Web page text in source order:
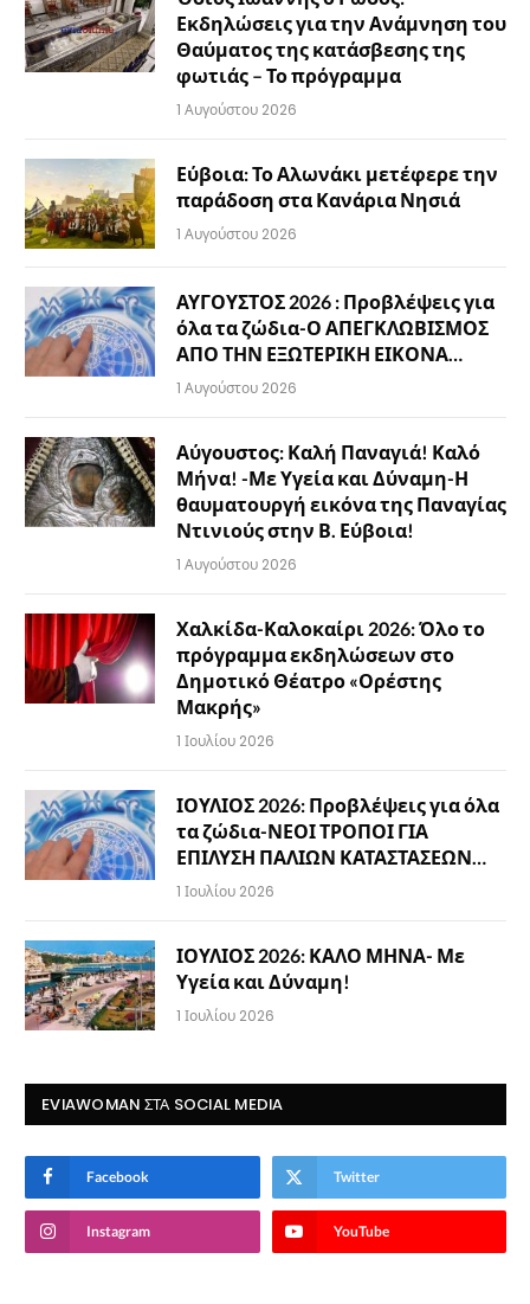
Εκδηλώσεις για την Ανάμνηση του
Θαύματος της κατάσβεσης της
φωτιάς – Το πρόγραμμα
1 Αυγούστου 2026
Εύβοια: Το Αλωνάκι μετέφερε την
παράδοση στα Κανάρια Νησιά
1 Αυγούστου 2026
ΑΥΓΟΥΣΤΟΣ 2026 : Προβλέψεις για
όλα τα ζώδια-Ο ΑΠΕΓΚΛΩΒΙΣΜΟΣ
ΑΠΟ ΤΗΝ ΕΞΩΤΕΡΙΚΗ ΕΙΚΟΝΑ…
1 Αυγούστου 2026
Αύγουστος: Καλή Παναγιά! Καλό
Μήνα! -Με Υγεία και Δύναμη-Η
θαυματουργή εικόνα της Παναγίας
Ντινιούς στην Β. Εύβοια!
1 Αυγούστου 2026
Χαλκίδα-Καλοκαίρι 2026: Όλο το
πρόγραμμα εκδηλώσεων στο
Δημοτικό Θέατρο «Ορέστης
Μακρής»
1 Ιουλίου 2026
ΙΟΥΛΙΟΣ 2026: Προβλέψεις για όλα
τα ζώδια-ΝΕΟΙ ΤΡΟΠΟΙ ΓΙΑ
ΕΠΙΛΥΣΗ ΠΑΛΙΩΝ ΚΑΤΑΣΤΑΣΕΩΝ…
1 Ιουλίου 2026
ΙΟΥΛΙΟΣ 2026: ΚΑΛΟ ΜΗΝΑ- Με
Υγεία και Δύναμη!
1 Ιουλίου 2026
EVIAWOMAN ΣΤΑ SOCIAL MEDIA
Facebook Twitter
Instagram YouTube